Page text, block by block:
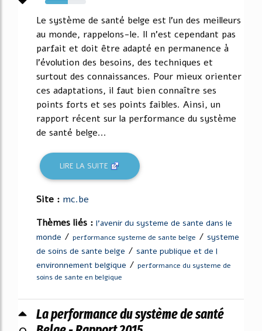
55%
Le système de santé belge est l'un des meilleurs
au monde, rappelons-le. Il n'est cependant pas
parfait et doit être adapté en permanence à
l'évolution des besoins, des techniques et
surtout des connaissances. Pour mieux orienter
ces adaptations, il faut bien connaître ses
points forts et ses points faibles. Ainsi, un
rapport récent sur la performance du système
de santé belge...
LIRE LA SUITE
Site : mc.be
Thèmes liés : l'avenir du systeme de sante dans le
monde / performance systeme de sante belge / systeme
de soins de sante belge / sante publique et de l
environnement belgique / performance du systeme de
soins de sante en belgique
La performance du système de santé